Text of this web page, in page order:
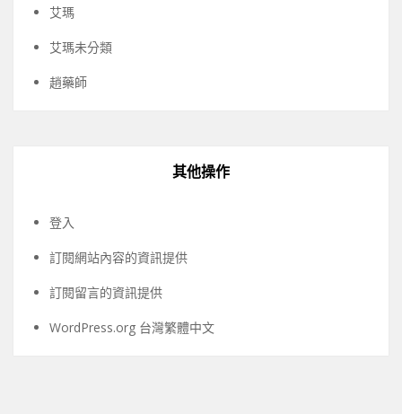
艾瑪
艾瑪未分類
趙藥師
其他操作
登入
訂閱網站內容的資訊提供
訂閱留言的資訊提供
WordPress.org 台灣繁體中文